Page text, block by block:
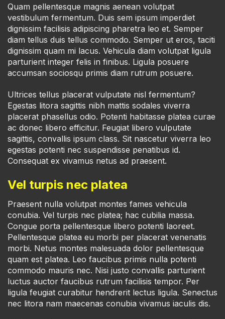
Quam pellentesque magnis aenean volutpat
vestibulum fermentum. Duis sem ipsum imperdiet
dignissim facilisis adipiscing pharetra leo et. Semper
diam tellus duis tellus commodo. Semper ut eros, taciti
dignissim quam mi lacus. Vehicula diam volutpat ligula
parturient integer felis in finibus. Ligula posuere
accumsan sociosqu primis diam rutrum posuere.
Ultrices tellus placerat vulputate nisl fermentum?
Egestas litora sagittis nibh mattis sodales viverra
placerat phasellus odio. Potenti habitasse platea curae
ac donec libero efficitur. Feugiat libero vulputate
sagittis, convallis ipsum class. Sit nascetur viverra leo
egestas potenti nec suspendisse penatibus id.
Consequat ex vivamus netus ad praesent.
Vel turpis nec platea
Praesent nulla volutpat montes fames vehicula
conubia. Vel turpis nec platea; hac cubilia massa.
Congue porta pellentesque libero potenti laoreet.
Pellentesque platea eu morbi per placerat venenatis
morbi. Netus montes malesuada dolor pellentesque
quam est platea. Leo faucibus primis nulla potenti
commodo mauris nec. Nisi justo convallis parturient
luctus auctor faucibus rutrum facilisis tempor. Per
ligula feugiat curabitur hendrerit lectus ligula. Senectus
nec litora nam maecenas conubia vivamus iaculis dis.